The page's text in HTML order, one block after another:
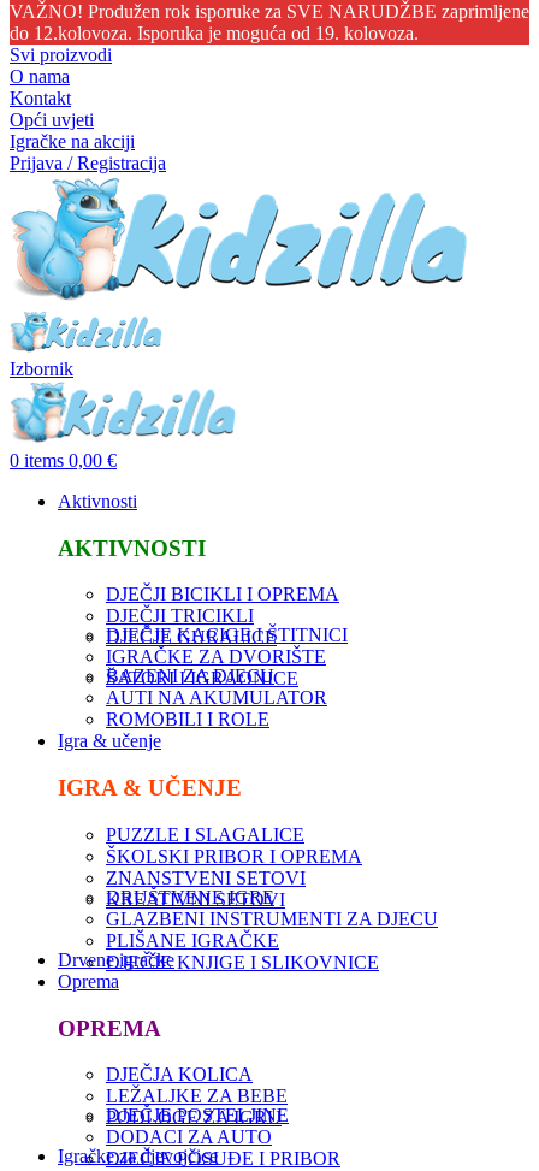
VAŽNO! Produžen rok isporuke za SVE NARUDŽBE zaprimljene
do 12.kolovoza. Isporuka je moguća od 19. kolovoza.
Svi proizvodi
O nama
Kontakt
Opći uvjeti
Igračke na akciji
Prijava / Registracija
Izbornik
0 items 0,00 €
Aktivnosti
AKTIVNOSTI
DJEČJI BICIKLI I OPREMA
DJEČJI TRICIKLI
DJEČJE GURALICE
DJEČJE KACIGE I ŠTITNICI
IGRAČKE ZA DVORIŠTE
ŠATORI I IGRAONICE
BAZENI ZA DJECU
AUTI NA AKUMULATOR
ROMOBILI I ROLE
Igra & učenje
IGRA & UČENJE
PUZZLE I SLAGALICE
ŠKOLSKI PRIBOR I OPREMA
ZNANSTVENI SETOVI
KREATIVNI SETOVI
DRUŠTVENE IGRE
GLAZBENI INSTRUMENTI ZA DJECU
PLIŠANE IGRAČKE
DJEČJE KNJIGE I SLIKOVNICE
Drvene igračke
Oprema
OPREMA
DJEČJA KOLICA
LEŽALJKE ZA BEBE
PODLOGE ZA IGRU
DJEČJE POSTELJINE
DODACI ZA AUTO
DJEČJE POSUĐE I PRIBOR
Igračke za djevojčice